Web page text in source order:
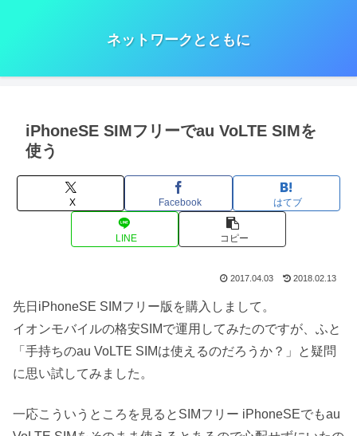
ネットワークとともに
iPhoneSE SIMフリーでau VoLTE SIMを
使う
X Facebook はてブ
LINE コピー
2017.04.03 2018.02.13
先日iPhoneSE SIMフリー版を購入しまして。
イオンモバイルの格安SIMで運用してみたのですが、ふと
「手持ちのau VoLTE SIMは使えるのだろうか？」と疑問
に思い試してみました。
一応こういうところを見るとSIMフリー iPhoneSEでもau